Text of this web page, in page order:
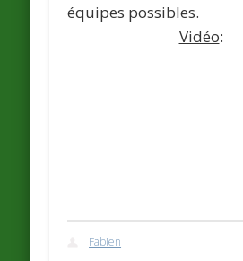
équipes possibles.
Vidéo:
Fabien